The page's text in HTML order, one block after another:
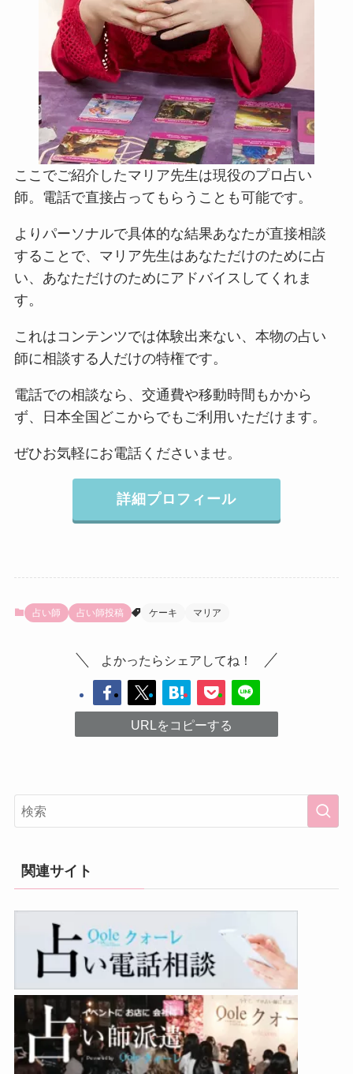
ここでご紹介したマリア先生は現役のプロ占い
師。電話で直接占ってもらうことも可能です。
よりパーソナルで具体的な結果あなたが直接相談
することで、マリア先生はあなただけのために占
い、あなただけのためにアドバイスしてくれま
す。
これはコンテンツでは体験出来ない、本物の占い
師に相談する人だけの特権です。
電話での相談なら、交通費や移動時間もかから
ず、日本全国どこからでもご利用いただけます。
ぜひお気軽にお電話くださいませ。
詳細プロフィール
占い師 占い師投稿 ケーキ マリア
よかったらシェアしてね！
URLをコピーする
関連サイト